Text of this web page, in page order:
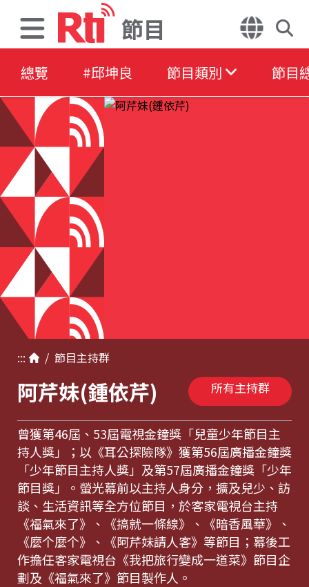
節目
總覽 #邱坤良 節目類別 節目
::: / 節目主持群
阿芹妹(鍾依芹) 所有主持群
曾獲第46屆、53屆電視金鐘獎「兒童少年節目主
持人獎」；以《耳公探險隊》獲第56屆廣播金鐘獎
「少年節目主持人獎」及第57屆廣播金鐘獎「少年
節目獎」。螢光幕前以主持人身分，擴及兒少、訪
談、生活資訊等全方位節目，於客家電視台主持
《福氣來了》、《搞就一條線》、《暗香風華》、
《麼个麼个》、《阿芹妹請人客》等節目；幕後工
作擔任客家電視台《我把旅行變成一道菜》節目企
劃及《福氣來了》節目製作人。